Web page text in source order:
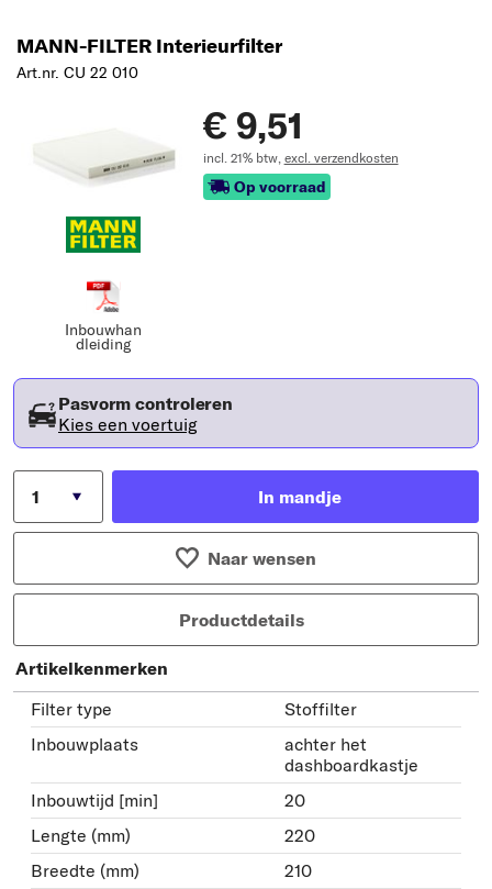
MANN-FILTER Interieurfilter
Art.nr. CU 22 010
Inbouwhan
dleiding
€ 9,51
incl. 21% btw, excl. verzendkosten
Op voorraad
Pasvorm controleren
Kies een voertuig
In mandje
Naar wensen
Productdetails
Artikelkenmerken
Filter type
Stoffilter
Inbouwplaats
achter het
dashboardkastje
Inbouwtijd [min]
20
Lengte (mm)
220
Breedte (mm)
210